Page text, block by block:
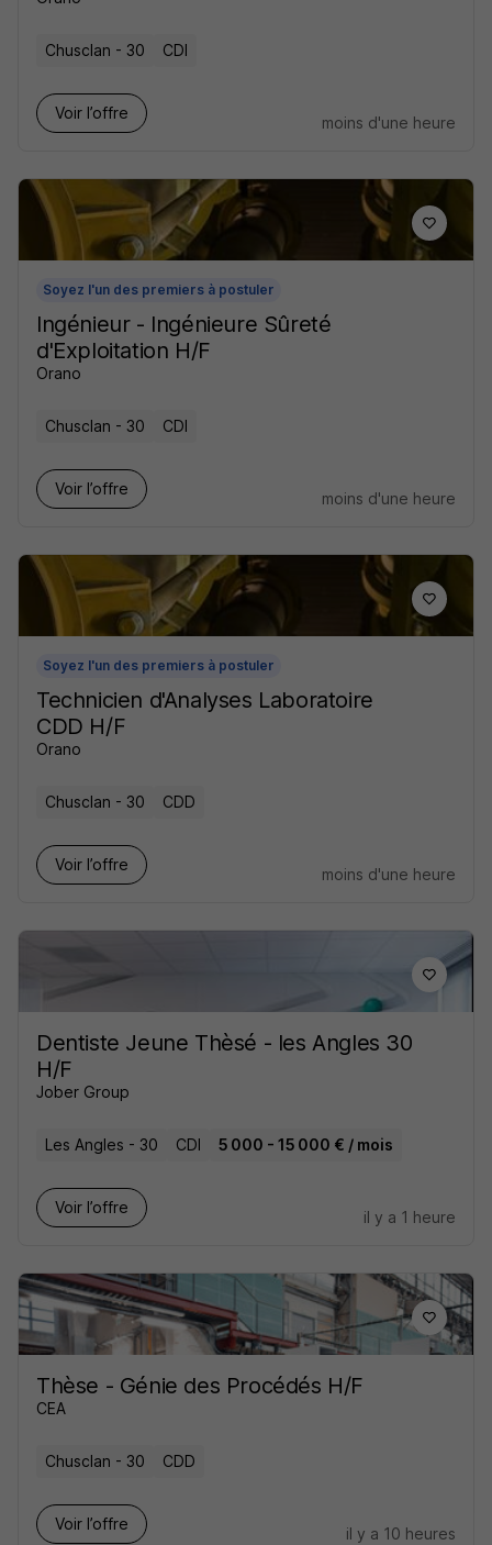
Chusclan - 30 CDI
Voir l’offre
moins d'une heure
Soyez l'un des premiers à postuler
Ingénieur - Ingénieure Sûreté
d'Exploitation H/F
Orano
Chusclan - 30 CDI
Voir l’offre
moins d'une heure
Soyez l'un des premiers à postuler
Technicien d'Analyses Laboratoire
CDD H/F
Orano
Chusclan - 30 CDD
Voir l’offre
moins d'une heure
Dentiste Jeune Thèsé - les Angles 30
H/F
Jober Group
Les Angles - 30 CDI 5 000 - 15 000 € / mois
Voir l’offre
il y a 1 heure
Thèse - Génie des Procédés H/F
CEA
Chusclan - 30 CDD
Voir l’offre
il y a 10 heures